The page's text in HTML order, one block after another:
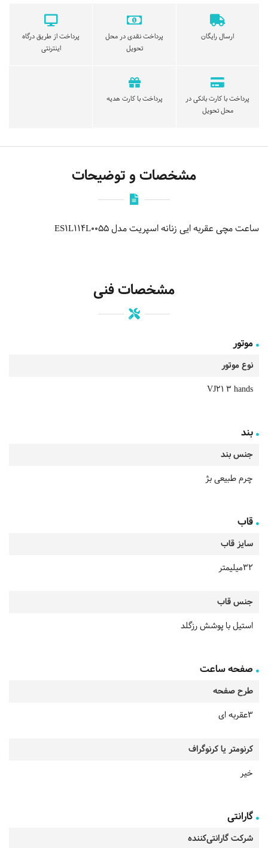
ارسال رایگان
پرداخت نقدی در محل
تحویل
پرداخت از طریق درگاه
اینترنتی
پرداخت با کارت بانکی در
محل تحویل
پرداخت با کارت هدیه
مشخصات و توضیحات
ساعت مچی عقربه ایی زنانه اسپریت مدل ES1L114L0055
مشخصات فنی
موتور
نوع موتور
VJ21 3 hands
بند
جنس بند
چرم طبیعی بژ
قاب
سایز قاب
32میلیمتر
جنس قاب
استیل با پوشش رزگلد
صفحه ساعت
طرح صفحه
3عقربه ای
کرنومتر یا کرنوگراف
خیر
گارانتی
شرکت گارانتی‌کننده